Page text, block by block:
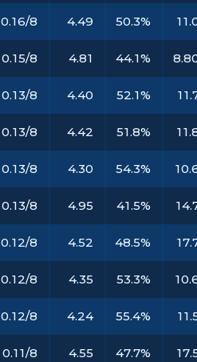
0.16/8 4.49 50.3%
0.15/8 4.81 44.1%
0.13/8 4.40 52.1%
0.13/8 4.42 51.8%
0.13/8 4.30 54.3%
0.13/8 4.95 41.5%
0.12/8 4.52 48.5%
0.12/8 4.35 53.3%
0.12/8 4.24 55.4%
0.11/8 4.55 47.7%